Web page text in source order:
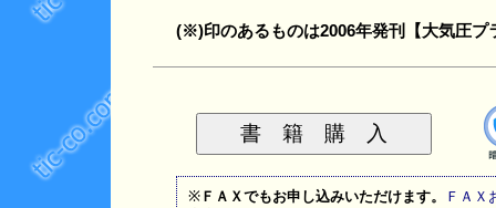
(※)印のあるものは2006年発刊【大気圧プ
※ＦＡＸでもお申し込みいただけます。
ＦＡＸ